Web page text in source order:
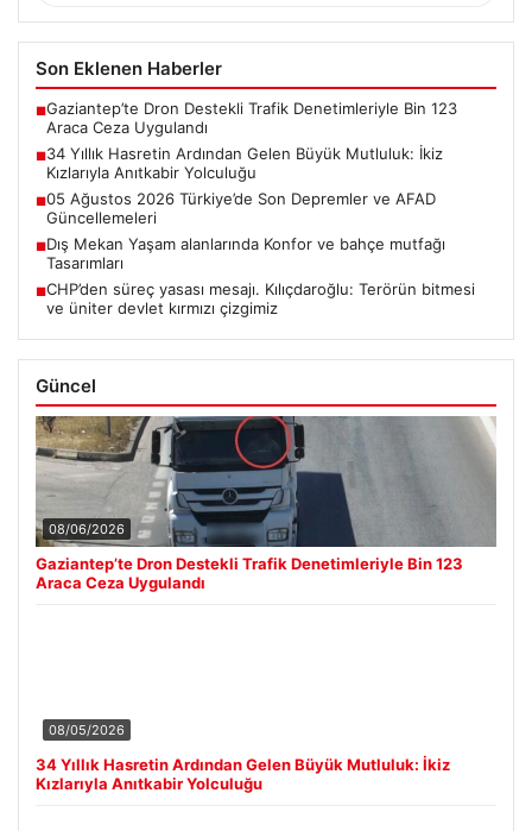
Son Eklenen Haberler
■Gaziantep’te Dron Destekli Trafik Denetimleriyle Bin 123
Araca Ceza Uygulandı
■34 Yıllık Hasretin Ardından Gelen Büyük Mutluluk: İkiz
Kızlarıyla Anıtkabir Yolculuğu
■05 Ağustos 2026 Türkiye’de Son Depremler ve AFAD
Güncellemeleri
■Dış Mekan Yaşam alanlarında Konfor ve bahçe mutfağı
Tasarımları
■CHP’den süreç yasası mesajı. Kılıçdaroğlu: Terörün bitmesi
ve üniter devlet kırmızı çizgimiz
Güncel
08/06/2026
Gaziantep’te Dron Destekli Trafik Denetimleriyle Bin 123
Araca Ceza Uygulandı
08/05/2026
34 Yıllık Hasretin Ardından Gelen Büyük Mutluluk: İkiz
Kızlarıyla Anıtkabir Yolculuğu